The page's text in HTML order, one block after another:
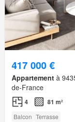
417 000 €
Appartement à
de-France
4 81 m²
Balcon Terrasse